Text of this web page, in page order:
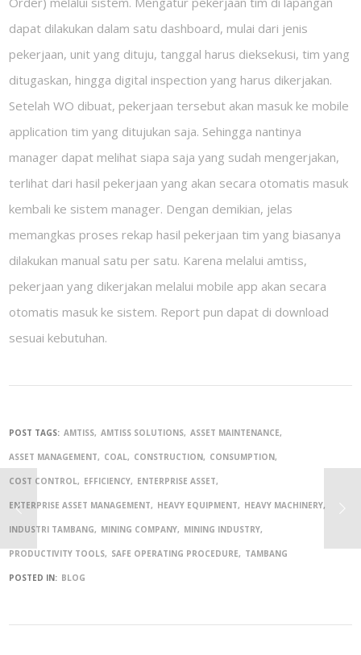
dapat dilakukan dalam satu dashboard, mulai dari jenis
pekerjaan, unit yang dituju, tanggal harus dieksekusi, tim yang
ditugaskan, hingga digital inspection yang harus dikerjakan.
Setelah WO dibuat, pekerjaan tersebut akan masuk ke mobile
application tim yang ditujukan saja. Sehingga nantinya
manager dapat melihat siapa saja yang sudah mengerjakan,
terlihat dari hasil pekerjaan yang akan secara otomatis masuk
kembali ke sistem manager. Dengan demikian, jelas
memangkas proses rekap hasil pekerjaan tim yang biasanya
dilakukan manual satu per satu. Karena melalui amtiss,
pekerjaan yang dikerjakan melalui mobile app akan secara
otomatis masuk ke sistem. Report pun dapat di download
sesuai kebutuhan.
POST TAGS: AMTISS AMTISS SOLUTIONS ASSET MAINTENANCE
ASSET MANAGEMENT COAL CONSTRUCTION CONSUMPTION
COST CONTROL EFFICIENCY ENTERPRISE ASSET
ENTERPRISE ASSET MANAGEMENT HEAVY EQUIPMENT HEAVY MACHINERY
INDUSTRI TAMBANG MINING COMPANY MINING INDUSTRY
PRODUCTIVITY TOOLS SAFE OPERATING PROCEDURE TAMBANG
POSTED IN: BLOG